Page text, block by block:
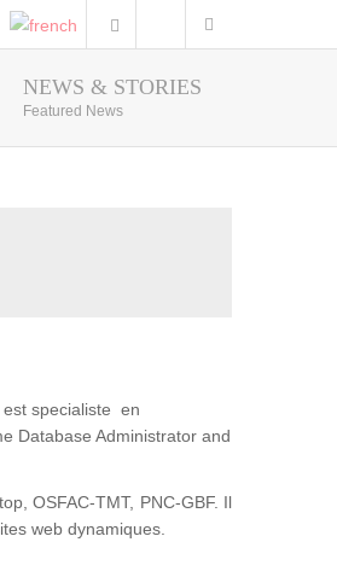
Photo Gallery
NEWS & STORIES
Featured News
est specialiste en
Database Administrator and
OSFAC-TMT, PNC-GBF. Il
web dynamiques.